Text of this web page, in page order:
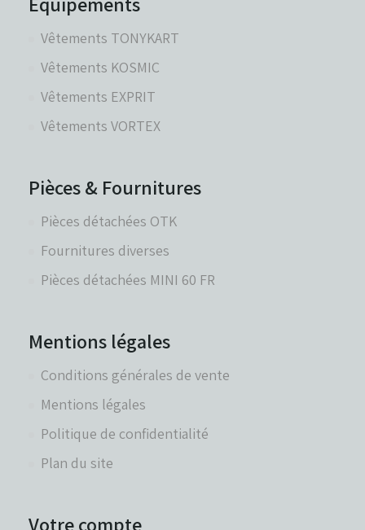
Vêtements TONYKART
Vêtements KOSMIC
Vêtements EXPRIT
Vêtements VORTEX
Pièces & Fournitures
Pièces détachées OTK
Fournitures diverses
Pièces détachées MINI 60 FR
Mentions légales
Conditions générales de vente
Mentions légales
Politique de confidentialité
Plan du site
Votre compte